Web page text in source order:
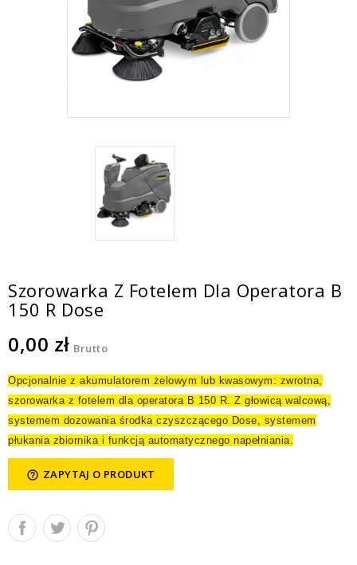
Szorowarka Z Fotelem Dla Operatora B
150 R Dose
0,00 zł Brutto
Opcjonalnie z akumulatorem żelowym lub kwasowym: zwrotna,
szorowarka z fotelem dla operatora B 150 R. Z głowicą walcową,
systemem dozowania środka czyszczącego Dose , systemem
płukania zbiornika i funkcją automatycznego napełniania.
help_outline ZAPYTAJ O PRODUKT